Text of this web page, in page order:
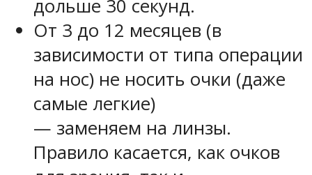
дольше 30 секунд.
От 3 до 12 месяцев (в
зависимости от типа операции
на нос) не носить очки (даже
самые легкие)
— заменяем на линзы.
Правило касается, как очков